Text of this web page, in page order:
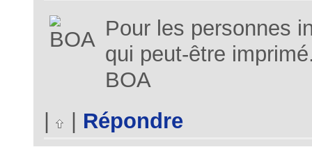
Pour les personnes
qui peut-être
BOA
Répondre